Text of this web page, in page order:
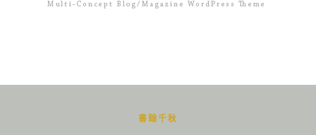
書翰千秋